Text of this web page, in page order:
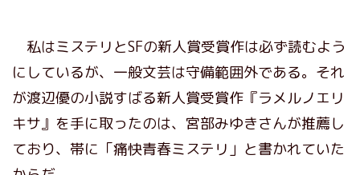
私はミステリとSFの新人賞受賞作は必ず読むよう
にしているが、一般文芸は守備範囲外である。それ
が渡辺優の小説すばる新人賞受賞作『ラメルノエリ
キサ』を手に取ったのは、宮部みゆきさんが推薦し
ており、帯に「痛快青春ミステリ」と書かれていた